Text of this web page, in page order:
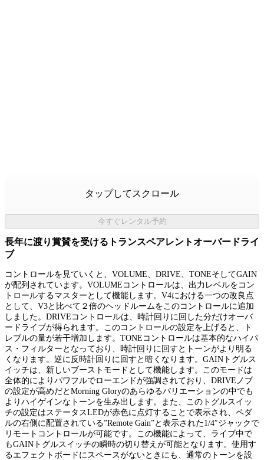
タップしてスクロール
今すぐレンタル予約
長年に渡り賞賛を受けるトランスペアレントオーバードライ
ブ
コントロールを見ていくと、VOLUME、DRIVE、TONEそしてGAIN
が配列されています。VOLUMEコントロールは、出力レベルをコン
トロールするマスターとして機能します。V4における一つの改良点
として、V3と比べて２倍のヘッドルームをこのコントロールに追加
しました。DRIVEコントロールは、時計回りに回した分だけオーバ
ードライブが得られます。このコントロールの設定を上げると、ト
レブルの量が若干増加します。TONEコントロールは基本的なハイパ
ス・フィルターとなっており、時計回りに回すとトーンがより明る
くなります。逆に反時計回りに回すと暗くなります。GAINトグルス
イッチは、新しいブーストモードとして機能します。このモードは
全体的によりパワフルでローエンドが強調されており、DRIVEノブ
の設定が高めだとMorning Gloryのあらゆるバリエーションの中でも
よりハイゲインなトーンを生み出します。また、このトグルスイッ
チの設定はステータスLEDが赤色に点灯することで表示され、ペダ
ルの右側に配置されている”Remote Gain”と表示された1/4″ジャックで
リモートコントロールが可能です。この機能によって、ライブ中で
もGAINトグルスイッチの瞬時の切り替えが可能となります。使用す
るエフェクトボードにスペースがないときにも、通常のトーンを設